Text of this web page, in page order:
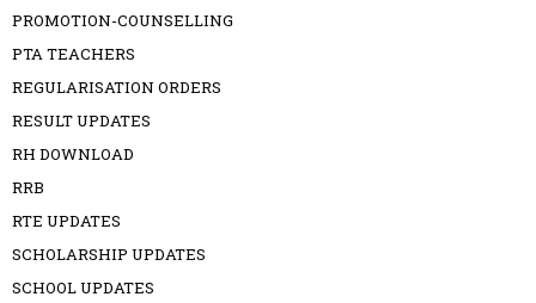
PROMOTION-COUNSELLING
PTA TEACHERS
REGULARISATION ORDERS
RESULT UPDATES
RH DOWNLOAD
RRB
RTE UPDATES
SCHOLARSHIP UPDATES
SCHOOL UPDATES